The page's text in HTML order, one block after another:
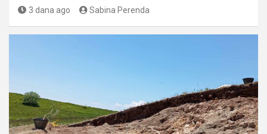
3 dana ago Sabina Perenda